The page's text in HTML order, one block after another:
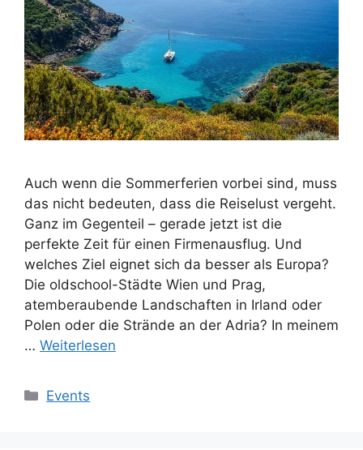
Auch wenn die Sommerferien vorbei sind, muss
das nicht bedeuten, dass die Reiselust vergeht.
Ganz im Gegenteil – gerade jetzt ist die
perfekte Zeit für einen Firmenausflug. Und
welches Ziel eignet sich da besser als Europa?
Die oldschool-Städte Wien und Prag,
atemberaubende Landschaften in Irland oder
Polen oder die Strände an der Adria? In meinem
… Weiterlesen
Kategorien
Events